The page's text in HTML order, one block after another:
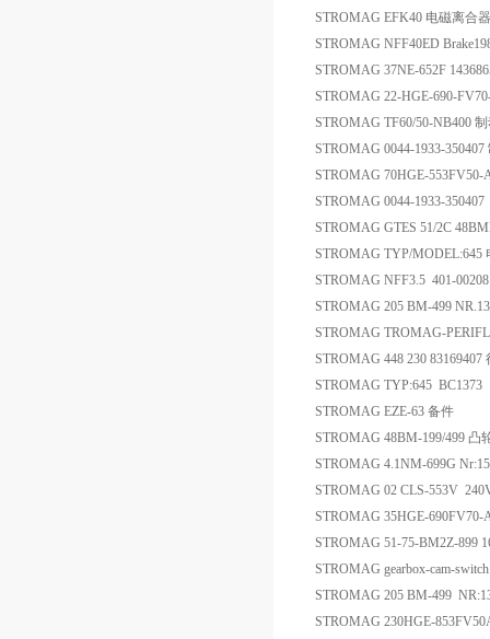
STROMAG EFK40 电磁离合
STROMAG NFF40ED
STROMAG 37NE-652F
STROMAG 22-HGE-690-
STROMAG TF60/50-NB400
STROMAG 0044-1933-350407
STROMAG 70HGE-
STROMAG 0044-1933-
STROMAG GTES 51/2C
STROMAG TYP/MODEL:645
STROMAG NFF3.5 401-
STROMAG 205 BM-499
STROMAG TROMAG-
STROMAG 448 230 83169407
STROMAG TYP:645
STROMAG EZE-63 备件
STROMAG 48BM-199/499 凸
STROMAG 4.1NM-699G
STROMAG 02 CLS-553V
STROMAG 35HGE-690FV70-
STROMAG 51-75-BM2Z-899
STROMAG gearbox-cam-
STROMAG 205 BM-499
STROMAG 230HGE-